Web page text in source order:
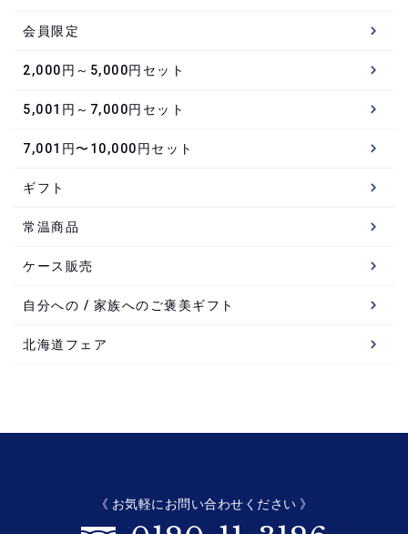
会員限定
2,000円～5,000円セット
5,001円～7,000円セット
7,001円〜10,000円セット
ギフト
常温商品
ケース販売
自分への / 家族へのご褒美ギフト
北海道フェア
《 お気軽にお問い合わせください 》